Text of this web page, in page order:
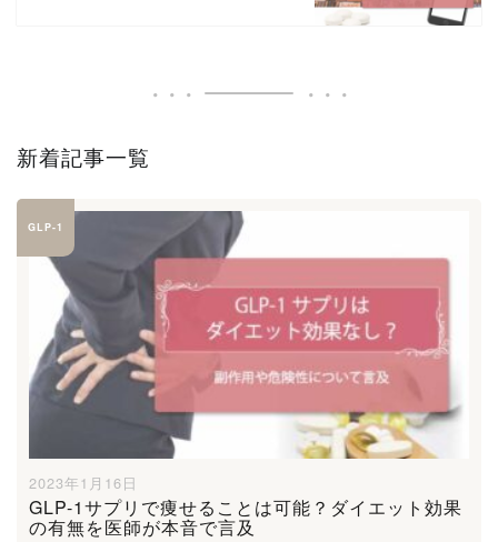
新着記事一覧
2023年1月16日
GLP-1サプリで痩せることは可能？ダイエット効果
の有無を医師が本音で言及
GLP-1